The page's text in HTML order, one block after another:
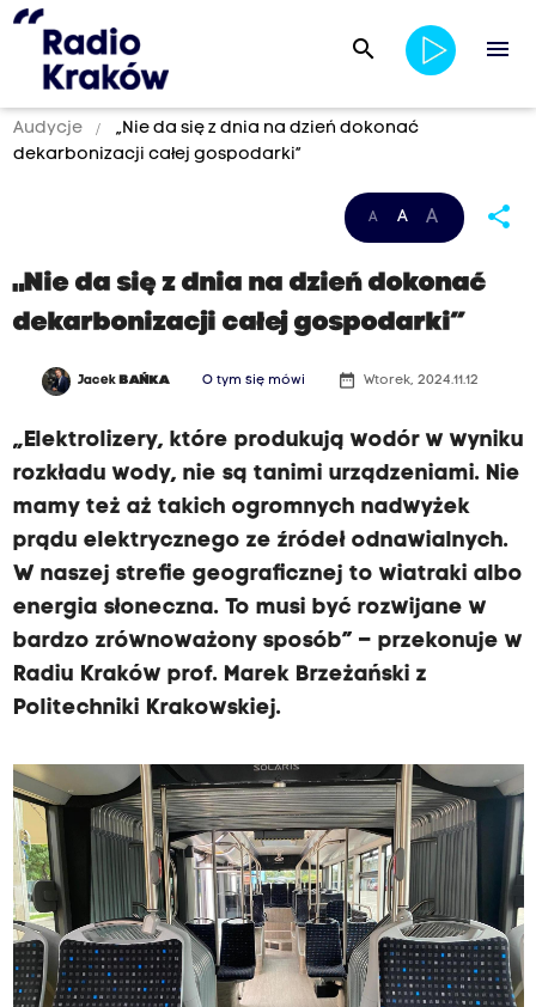
search menu
Audycje
„Nie da się z dnia na dzień dokonać
dekarbonizacji całej gospodarki”
A A A share
„Nie da się z dnia na dzień dokonać
dekarbonizacji całej gospodarki”
Jacek BAŃKA O tym się mówi date_range Wtorek, 2024.11.12
„Elektrolizery, które produkują wodór w wyniku
rozkładu wody, nie są tanimi urządzeniami. Nie
mamy też aż takich ogromnych nadwyżek
prądu elektrycznego ze źródeł odnawialnych.
W naszej strefie geograficznej to wiatraki albo
energia słoneczna. To musi być rozwijane w
bardzo zrównoważony sposób” – przekonuje w
Radiu Kraków prof. Marek Brzeżański z
Politechniki Krakowskiej.